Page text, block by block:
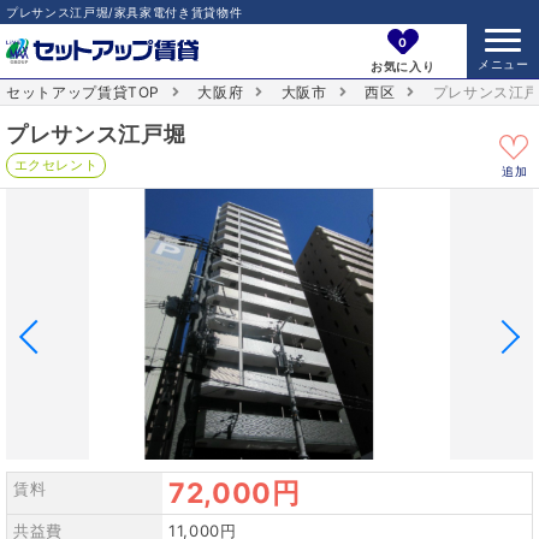
プレサンス江戸堀/家具家電付き賃貸物件
0
お気に入り
セットアップ賃貸TOP 大阪府 大阪市 西区 プレサンス江
プレサンス江戸堀
エクセレント 追加
賃料 72,000円
共益費 11,000円